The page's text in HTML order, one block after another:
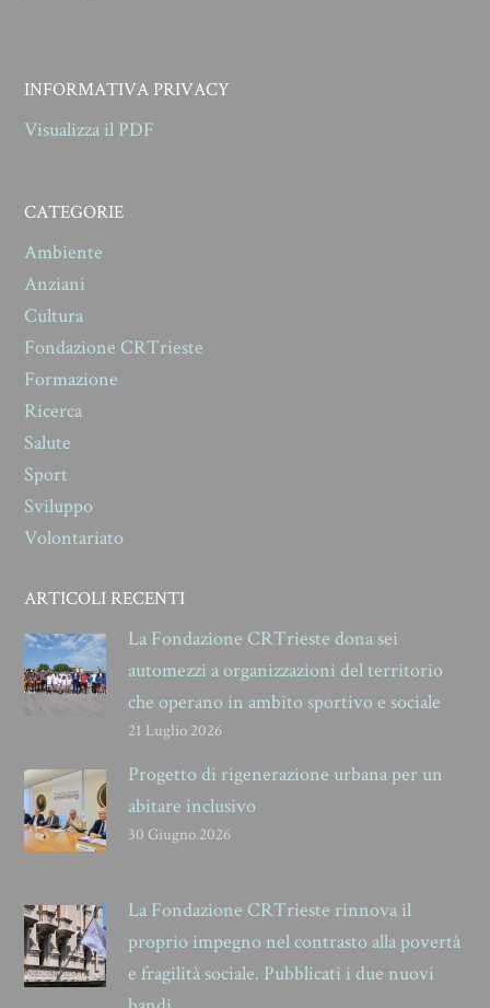
INFORMATIVA PRIVACY
Visualizza il PDF
CATEGORIE
Ambiente
Anziani
Cultura
Fondazione CRTrieste
Formazione
Ricerca
Salute
Sport
Sviluppo
Volontariato
ARTICOLI RECENTI
La Fondazione CRTrieste dona sei
automezzi a organizzazioni del territorio
che operano in ambito sportivo e sociale
21 Luglio 2026
Progetto di rigenerazione urbana per un
abitare inclusivo
30 Giugno 2026
La Fondazione CRTrieste rinnova il
proprio impegno nel contrasto alla povertà
e fragilità sociale. Pubblicati i due nuovi